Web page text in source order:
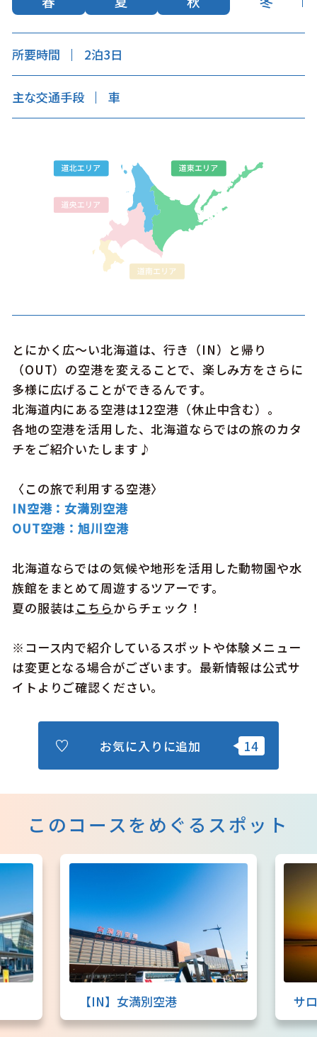
お気に入り 事業者の皆さまへ
このサイトについて 観光資料
動画ライブラリー フォトライブラリー
所要時間 2泊3日
主な交通手段 車
とにかく広〜い北海道は、行き（IN）と帰り
（OUT）の空港を変えることで、楽しみ方をさらに
多様に広げることができるんです。
北海道内にある空港は12空港（休止中含む）。
各地の空港を活用した、北海道ならではの旅のカタ
チをご紹介いたします♪
〈この旅で利用する空港〉
IN空港：女満別空港
OUT空港：旭川空港
北海道ならではの気候や地形を活用した動物園や水
族館をまとめて周遊するツアーです。
夏の服装はこちらからチェック！
※コース内で紹介しているスポットや体験メニュー
は変更となる場合がございます。最新情報は公式サ
イトよりご確認ください。
お気に入りに追加
このコースをめぐるスポット
【IN】女満別空港 サ